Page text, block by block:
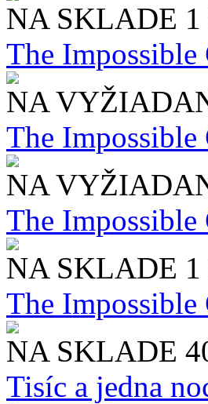
NA SKLADE
The
NA
The
NA
The
NA SKLADE
The
NA SKLADE
Tisíc a jedna